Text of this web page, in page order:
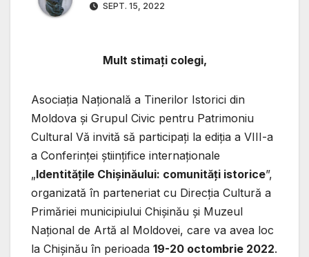
SEPT. 15, 2022
Mult stimați colegi,
Asociaţia Naţională a Tinerilor Istorici din
Moldova și Grupul Civic pentru Patrimoniu
Cultural Vă invită să participaţi la ediția a VIII-a
a Conferinţei științifice internaționale
„Identitățile Chișinăului: comunități istorice”,
organizată în parteneriat cu Direcția Cultură a
Primăriei municipiului Chişinău și Muzeul
Național de Artă al Moldovei, care va avea loc
la Chişinău în perioada 19-20 octombrie 2022.